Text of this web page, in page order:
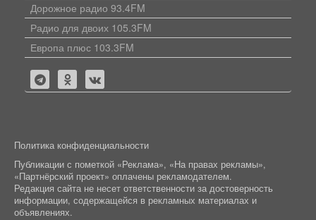
Дорожное радио 93.4FM
Радио для двоих 105.3FM
Европа плюс 103.3FM
Политика конфиденциальности
Публикации с пометкой «Реклама», «На правах рекламы»,
«Партнёрский проект» оплачены рекламодателем.
Редакция сайта не несет ответственности за достоверность
информации, содержащейся в рекламных материалах и
объявлениях.